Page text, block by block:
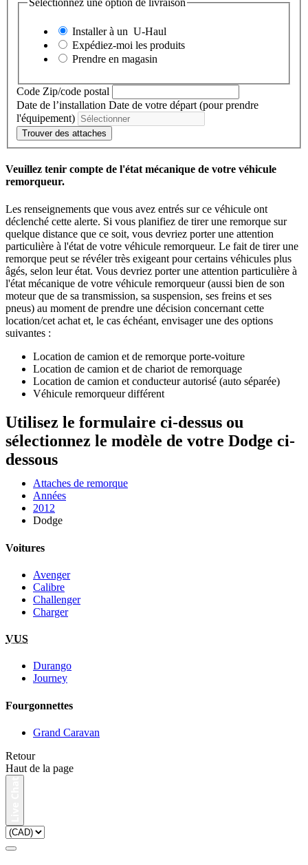
Sélectionnez une option de livraison
Installer à un U-Haul
Expédiez-moi les produits
Prendre en magasin
Code Zip/code postal
Date de l’installation Date de votre départ (pour prendre
l'équipement)
Trouver des attaches
Veuillez tenir compte de l'état mécanique de votre véhicule
remorqueur.
Les renseignements que vous avez entrés sur ce véhicule ont
déclenché cette alerte. Si vous planifiez de tirer une remorque sur
quelque distance que ce soit, vous devriez porter une attention
particulière à l'état de votre véhicule remorqueur. Le fait de tirer une
remorque peut se révéler très exigeant pour certains véhicules plus
âgés, selon leur état. Vous devriez porter une attention particulière à
l'état mécanique de votre véhicule remorqueur (aussi bien de son
moteur que de sa transmission, sa suspension, ses freins et ses
pneus) au moment de prendre une décision concernant cette
location/cet achat et, le cas échéant, envisager une des options
suivantes :
Location de camion et de remorque porte-voiture
Location de camion et de chariot de remorquage
Location de camion et conducteur autorisé (auto séparée)
Véhicule remorqueur différent
Utilisez le formulaire ci-dessus ou
sélectionnez le modèle de votre Dodge ci-
dessous
Attaches de remorque
Années
2012
Dodge
Voitures
Avenger
Calibre
Challenger
Charger
VUS
Durango
Journey
Fourgonnettes
Grand Caravan
Retour
Haut de la page